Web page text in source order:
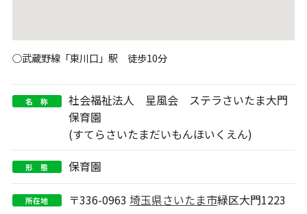
○武蔵野線「東川口」駅 徒歩10分
名 称
社会福祉法人 星風会 ステラさいたま大門
保育園
(すてらさいたまだいもんほいくえん)
形 態 保育園
所在地 〒336-0963 埼玉県さいたま市緑区大門1223